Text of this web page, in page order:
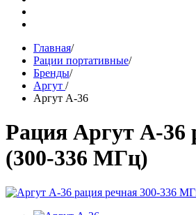
Главная/
Рации портативные/
Бренды/
Аргут /
Аргут А-36
Рация Аргут А-36
(300-336 МГц)